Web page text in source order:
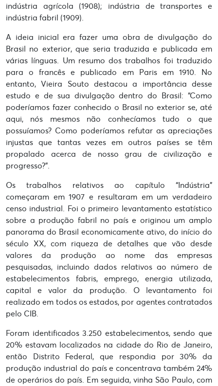
indústria agrícola (1908); indústria de transportes e
indústria fabril (1909).
A ideia inicial era fazer uma obra de divulgação do
Brasil no exterior, que seria traduzida e publicada em
várias línguas. Um resumo dos trabalhos foi traduzido
para o francês e publicado em Paris em 1910. No
entanto, Vieira Souto destacou a importância desse
estudo e de sua divulgação dentro do Brasil: “Como
poderíamos fazer conhecido o Brasil no exterior se, até
aqui, nós mesmos não conhecíamos tudo o que
possuíamos? Como poderíamos refutar as apreciações
injustas que tantas vezes em outros países se têm
propalado acerca de nosso grau de civilização e
progresso?”.
Os trabalhos relativos ao capítulo “Indústria”
começaram em 1907 e resultaram em um verdadeiro
censo industrial. Foi o primeiro levantamento estatístico
sobre a produção fabril no país e originou um amplo
panorama do Brasil economicamente ativo, do início do
século XX, com riqueza de detalhes que vão desde
valores da produção ao nome das empresas
pesquisadas, incluindo dados relativos ao número de
estabelecimentos fabris, emprego, energia utilizada,
capital e valor da produção. O levantamento foi
realizado em todos os estados, por agentes contratados
pelo CIB.
Foram identificados 3.250 estabelecimentos, sendo que
20% estavam localizados na cidade do Rio de Janeiro,
então Distrito Federal, que respondia por 30% da
produção industrial do país e concentrava também 24%
de operários do país. Em seguida, vinha São Paulo, com